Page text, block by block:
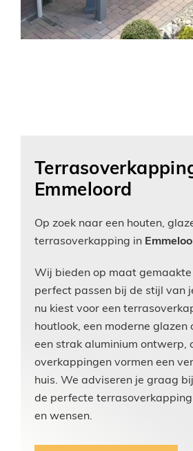
Emmeloord
Op zoek naar een houten,
terrasoverkapping in
Wij bieden op maat
perfect passen bij de stijl van
nu kiest voor een
houtlook, een moderne
een strak aluminium ontwerp,
overkappingen vormen een
huis. We adviseren je graag
de perfecte
en wensen.